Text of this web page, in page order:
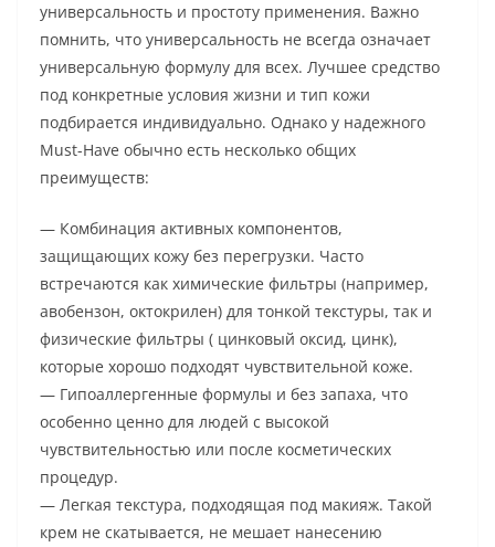
универсальность и простоту применения. Важно
помнить, что универсальность не всегда означает
универсальную формулу для всех. Лучшее средство
под конкретные условия жизни и тип кожи
подбирается индивидуально. Однако у надежного
Must-Have обычно есть несколько общих
преимуществ:
— Комбинация активных компонентов,
защищающих кожу без перегрузки. Часто
встречаются как химические фильтры (например,
авобензон, октокрилен) для тонкой текстуры, так и
физические фильтры ( цинковый оксид, цинк),
которые хорошо подходят чувствительной коже.
— Гипоаллергенные формулы и без запаха, что
особенно ценно для людей с высокой
чувствительностью или после косметических
процедур.
— Легкая текстура, подходящая под макияж. Такой
крем не скатывается, не мешает нанесению